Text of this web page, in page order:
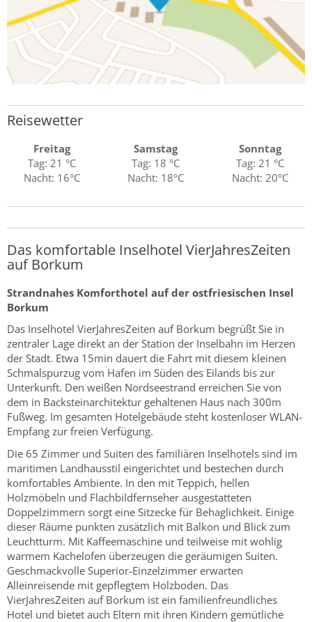
Reisewetter
Freitag
Tag: 21 °C
Nacht: 16°C
Samstag
Tag: 18 °C
Nacht: 18°C
Sonntag
Tag: 21 °C
Nacht: 20°C
Das komfortable Inselhotel VierJahresZeiten
auf Borkum
Strandnahes Komforthotel auf der ostfriesischen Insel
Borkum
Das Inselhotel VierJahresZeiten auf Borkum begrüßt Sie in
zentraler Lage direkt an der Station der Inselbahn im Herzen
der Stadt. Etwa 15min dauert die Fahrt mit diesem kleinen
Schmalspurzug vom Hafen im Süden des Eilands bis zur
Unterkunft. Den weißen Nordseestrand erreichen Sie von
dem in Backsteinarchitektur gehaltenen Haus nach 300m
Fußweg. Im gesamten Hotelgebäude steht kostenloser WLAN-
Empfang zur freien Verfügung.
Die 65 Zimmer und Suiten des familiären Inselhotels sind im
maritimen Landhausstil eingerichtet und bestechen durch
komfortables Ambiente. In den mit Teppich, hellen
Holzmöbeln und Flachbildfernseher ausgestatteten
Doppelzimmern sorgt eine Sitzecke für Behaglichkeit. Einige
dieser Räume punkten zusätzlich mit Balkon und Blick zum
Leuchtturm. Mit Kaffeemaschine und teilweise mit wohlig
warmem Kachelofen überzeugen die geräumigen Suiten.
Geschmackvolle Superior-Einzelzimmer erwarten
Alleinreisende mit gepflegtem Holzboden. Das
VierJahresZeiten auf Borkum ist ein familienfreundliches
Hotel und bietet auch Eltern mit ihren Kindern gemütliche